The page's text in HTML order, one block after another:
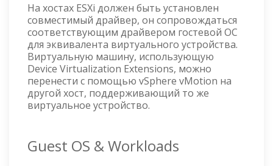
На хостах ESXi должен быть установлен
совместимый драйвер, он сопровождаться
соответствующим драйвером гостевой ОС
для эквивалента виртуального устройства.
Виртуальную машину, использующую
Device Virtualization Extensions, можно
перенести с помощью vSphere vMotion на
другой хост, поддерживающий то же
виртуальное устройство.
Guest OS & Workloads